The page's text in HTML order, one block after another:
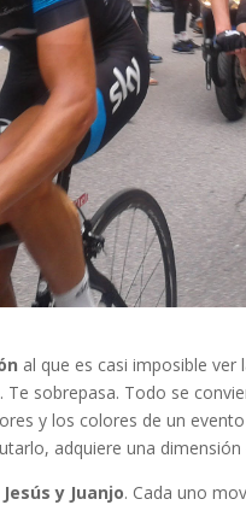
al que es casi imposible
sobrepasa. Todo se
y los colores de un
adquiere una dimensión
y Juanjo. Cada uno